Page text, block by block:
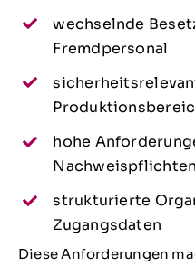
wechselnde
Fremdpersonal
hohe
Nachweispflichten
strukturierte
Zugangsdaten
Diese Anforderungen